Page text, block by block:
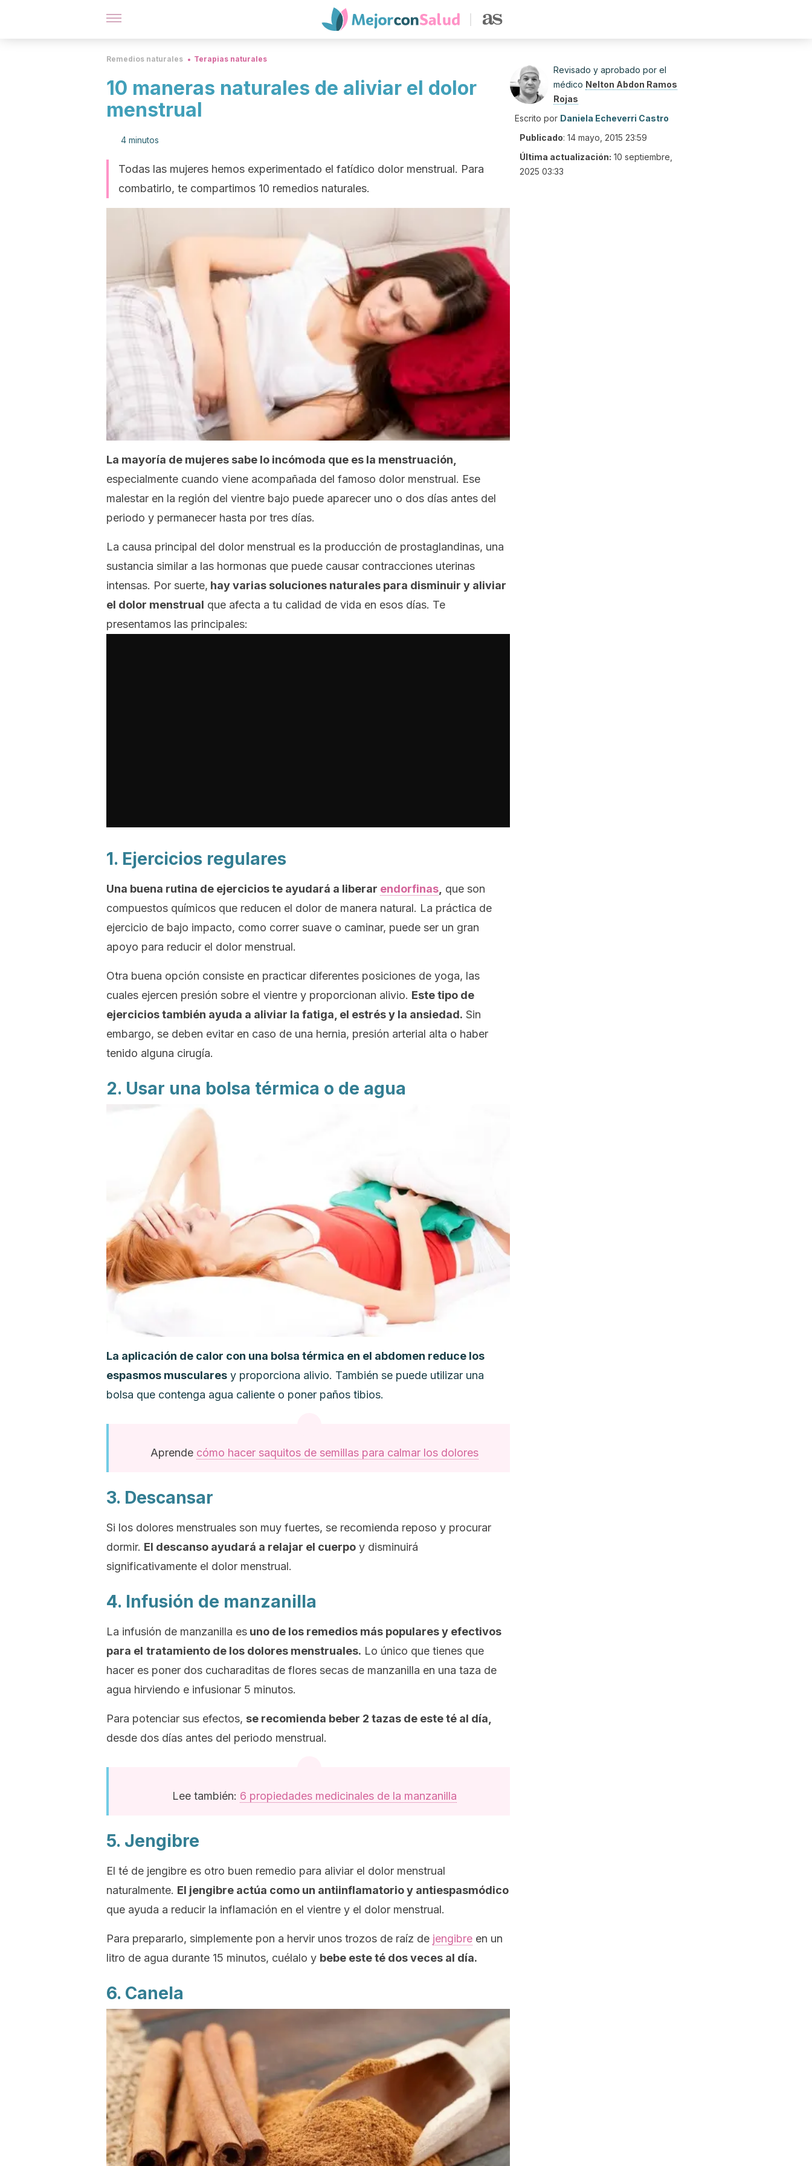
Remedios naturales Terapias naturales
10 maneras naturales de aliviar el dolor
menstrual
4 minutos
Todas las mujeres hemos experimentado el fatídico dolor menstrual. Para
combatirlo, te compartimos 10 remedios naturales.
La mayoría de mujeres sabe lo incómoda que es la menstruación,
especialmente cuando viene acompañada del famoso dolor menstrual. Ese
malestar en la región del vientre bajo puede aparecer uno o dos días antes del
periodo y permanecer hasta por tres días.
La causa principal del dolor menstrual es la producción de prostaglandinas, una
sustancia similar a las hormonas que puede causar contracciones uterinas
intensas. Por suerte, hay varias soluciones naturales para disminuir y aliviar
el dolor menstrual que afecta a tu calidad de vida en esos días. Te
presentamos las principales:
1. Ejercicios regulares
Una buena rutina de ejercicios te ayudará a liberar endorfinas que son
compuestos químicos que reducen el dolor de manera natural. La práctica de
ejercicio de bajo impacto, como correr suave o caminar, puede ser un gran
apoyo para reducir el dolor menstrual.
Otra buena opción consiste en practicar diferentes posiciones de yoga, las
cuales ejercen presión sobre el vientre y proporcionan alivio. Este tipo de
ejercicios también ayuda a aliviar la fatiga, el estrés y la ansiedad. Sin
embargo, se deben evitar en caso de una hernia, presión arterial alta o haber
tenido alguna cirugía.
2. Usar una bolsa térmica o de agua
La aplicación de calor con una bolsa térmica en el abdomen reduce los
espasmos musculares y proporciona alivio. También se puede utilizar una
bolsa que contenga agua caliente o poner paños tibios.
Aprende cómo hacer saquitos de semillas para calmar los dolores
3. Descansar
Si los dolores menstruales son muy fuertes, se recomienda reposo y procurar
dormir. El descanso ayudará a relajar el cuerpo y disminuirá
significativamente el dolor menstrual.
4. Infusión de manzanilla
La infusión de manzanilla es uno de los remedios más populares y efectivos
para el tratamiento de los dolores menstruales. Lo único que tienes que
hacer es poner dos cucharaditas de flores secas de manzanilla en una taza de
agua hirviendo e infusionar 5 minutos.
Para potenciar sus efectos, se recomienda beber 2 tazas de este té al día,
desde dos días antes del periodo menstrual.
Lee también: 6 propiedades medicinales de la manzanilla
5. Jengibre
El té de jengibre es otro buen remedio para aliviar el dolor menstrual
naturalmente. El jengibre actúa como un antiinflamatorio y antiespasmódico
que ayuda a reducir la inflamación en el vientre y el dolor menstrual.
Para prepararlo, simplemente pon a hervir unos trozos de raíz de jengibre en un
litro de agua durante 15 minutos, cuélalo y bebe este té dos veces al día.
6. Canela
Revisado y aprobado por el
médico Nelton Abdon Ramos
Rojas
Escrito por Daniela Echeverri Castro
Publicado: 14 mayo, 2015 23:59
Última actualización: 10 septiembre,
2025 03:33